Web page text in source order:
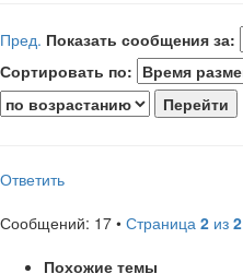
Пред. Показать сообщения за:
Сортировать по:
Ответить
Сообщений: 17 • Страница 2 из 2
Похожие темы